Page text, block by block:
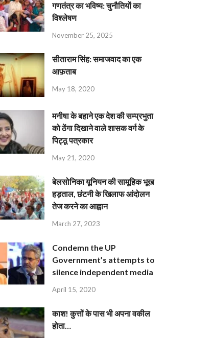
गणतंत्र का भविष्य: चुनौतियों का
विश्लेषण
November 25, 2025
सीताराम सिंह: समाजवाद का एक
आफ़ताब
May 18, 2020
मनीषा के बहाने एक देश की सम्प्रभुता
को ठेंगा दिखाने वाले शासक वर्ग के
पिट्ठू पत्रकार
May 21, 2020
बेलसोनिका यूनियन की सामूहिक भूख
हड़ताल, छंटनी के खिलाफ आंदोलन
तेज करने का आह्वान
March 27, 2023
Condemn the UP
Government’s attempts to
silence independent media
April 15, 2020
काश! कुत्तों के पास भी अपना वकील
होता…